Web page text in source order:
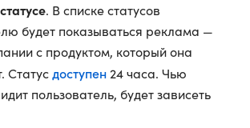
. В списке статусов
будет показываться реклама —
с продуктом, который она
Статусдоступен 24 часа. Чью
пользователь, будет зависеть